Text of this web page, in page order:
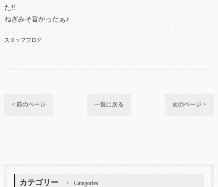
た!!
ねぎみそ旨かったぁ♪
スタッフブログ
< 前のページ 一覧に戻る 次のページ >
カテゴリー Categories